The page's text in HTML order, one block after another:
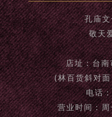
孔庙
敬天
店址：台
(林百货斜对
电话
营业时间：